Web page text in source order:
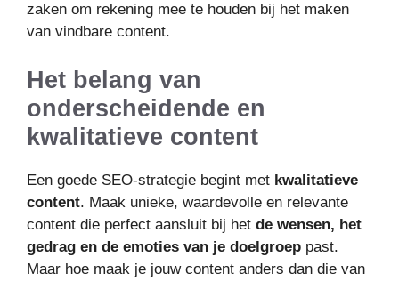
zaken om rekening mee te houden bij het maken
van vindbare content.
Het belang van
onderscheidende en
kwalitatieve content
Een goede SEO-strategie begint met kwalitatieve
content. Maak unieke, waardevolle en relevante
content die perfect aansluit bij het de wensen, het
gedrag en de emoties van je doelgroep past.
Maar hoe maak je jouw content anders dan die van